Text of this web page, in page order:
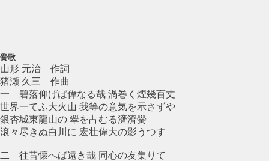
黌歌
山形 元治 作詞
猪瀬 久三 作曲
一 碧落仰げば偉なる哉 渦巻く煙幾百丈
世界一てふ大火山 我等の意気を示さずや
銀杏城東龍山の 翠を占むる濟濟黌
滾々尽きぬ白川に 宏壮偉大の影うつす
二 往昔懐へば遠き哉 同心の友集りて